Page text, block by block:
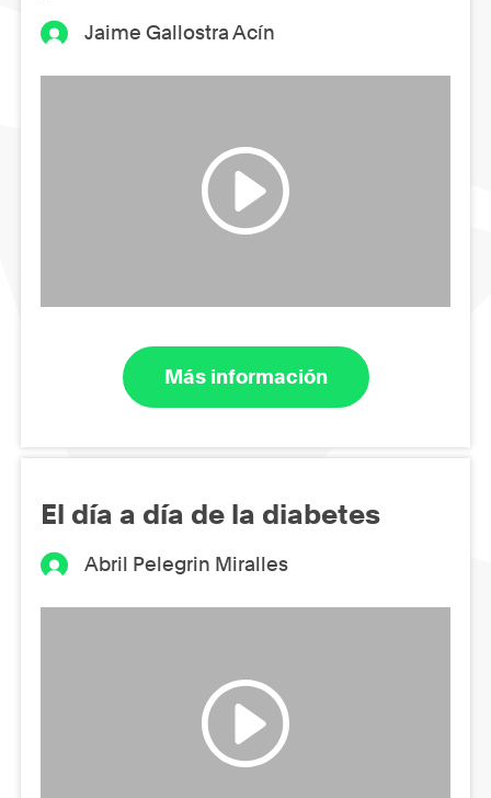
Jaime Gallostra Acín
Más información
El día a día de la diabetes
Abril Pelegrin Miralles